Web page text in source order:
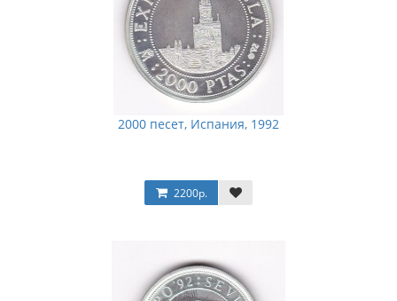
2000 песет, Испания, 1992
2200р.